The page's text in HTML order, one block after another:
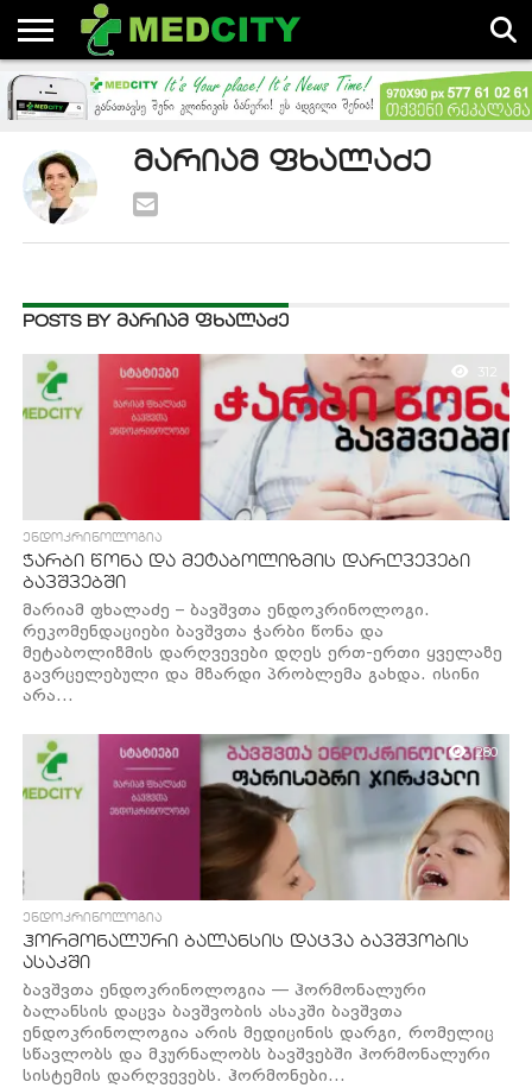
ᲐᲮᲐᲚᲘ
ᲓᲐᲛᲐᲢᲔᲑᲣᲚᲘ
ᲡᲘᲐᲮᲚᲔᲔᲑᲘ
ᲓᲐ
ᲡᲐᲛᲔᲓᲘᲪᲘᲜᲝ
ᲡᲤᲔᲠᲝᲨᲘ
ᲡᲢᲐᲢᲘᲔᲑᲘᲡ
ᲐᲕᲢᲝᲠᲔᲑᲘ
ᲛᲐᲠᲘᲐᲛ ᲤᲮᲐᲚᲐᲫᲔ
POSTS BY ᲛᲐᲠᲘᲐᲛ ᲤᲮᲐᲚᲐᲫᲔ
312
ᲔᲜᲓᲝᲙᲠᲘᲜᲝᲚᲝᲒᲘᲐ
ჭარბი წონა და მეტაბოლიზმის დარღვევები
ბავშვებში
მარიამ ფხალაძე – ბავშვთა ენდოკრინოლოგი.
რეკომენდაციები ბავშვთა ჭარბი წონა და
მეტაბოლიზმის დარღვევები დღეს ერთ-ერთი ყველაზე
გავრცელებული და მზარდი პრობლემა გახდა. ისინი
არა...
280
ᲔᲜᲓᲝᲙᲠᲘᲜᲝᲚᲝᲒᲘᲐ
ჰორმონალური ბალანსის დაცვა ბავშვობის
ასაკში
ბავშვთა ენდოკრინოლოგია — ჰორმონალური
ბალანსის დაცვა ბავშვობის ასაკში ბავშვთა
ენდოკრინოლოგია არის მედიცინის დარგი, რომელიც
სწავლობს და მკურნალობს ბავშვებში ჰორმონალური
სისტემის დარღვევებს. ჰორმონები...